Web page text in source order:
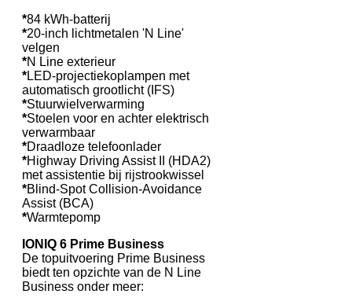
*84 kWh-batterij
*20-inch lichtmetalen 'N Line'
velgen
*N Line exterieur
*LED-projectiekoplampen met
automatisch grootlicht (IFS)
*Stuurwielverwarming
*Stoelen voor en achter elektrisch
verwarmbaar
*Draadloze telefoonlader
*Highway Driving Assist II (HDA2)
met assistentie bij rijstrookwissel
*Blind-Spot Collision-Avoidance
Assist (BCA)
*Warmtepomp
IONIQ 6 Prime Business
De topuitvoering Prime Business
biedt ten opzichte van de N Line
Business onder meer: